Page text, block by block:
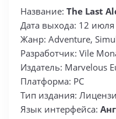
Название: The Last
Дата выхода: 12
Жанр: Adventure,
Разработчик: Vile
Издатель: Marvelous
Платформа: PC
Тип издания:
Язык интерфейса: